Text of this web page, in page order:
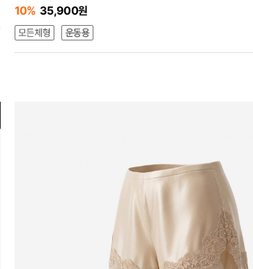
10% 35,900원